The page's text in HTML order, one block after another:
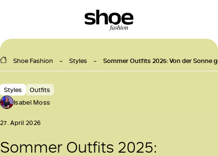
Shoe Fashion Styles Sommer Outfits 2025: Von der Sonne
Styles
Outfits
Isabel Moss
27. April 2026
Sommer Outfits 2025: